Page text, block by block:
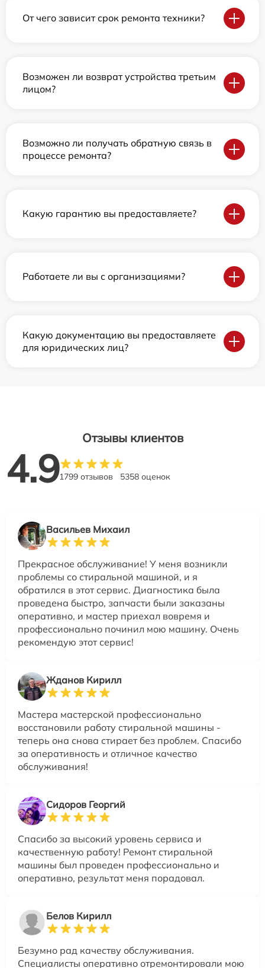
От чего зависит срок ремонта техники?
Возможен ли возврат устройства третьим
лицом?
Возможно ли получать обратную связь в
процессе ремонта?
Какую гарантию вы предоставляете?
Работаете ли вы с организациями?
Какую документацию вы предоставляете
для юридических лиц?
Отзывы клиентов
4.91799 отзывов 5358 оценок
Васильев Михаил
Прекрасное обслуживание! У меня возникли
проблемы со стиральной машиной, и я
обратился в этот сервис. Диагностика была
проведена быстро, запчасти были заказаны
оперативно, и мастер приехал вовремя и
профессионально починил мою машину. Очень
рекомендую этот сервис!
Жданов Кирилл
Мастера мастерской профессионально
восстановили работу стиральной машины -
теперь она снова стирает без проблем. Спасибо
за оперативность и отличное качество
обслуживания!
Сидоров Георгий
Спасибо за высокий уровень сервиса и
качественную работу! Ремонт стиральной
машины был проведен профессионально и
оперативно, результат меня порадовал.
Белов Кирилл
Безумно рад качеству обслуживания.
Специалисты оперативно отремонтировали мою